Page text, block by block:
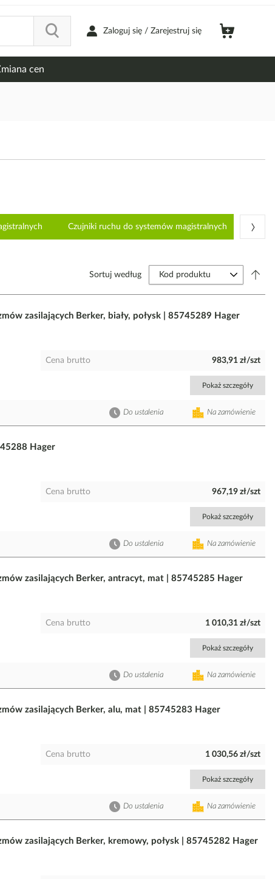
Zaloguj się / Zarejestruj się
cen
Czujniki ruchu do systemów magistralnych ›
Sortuj według
zasilających Berker, biały, połysk | 85745289 Hager
Cena brutto 983,91 zł/szt
Pokaż szczegóły
Na zamówienie
Do ustalenia
Hager
Cena brutto 967,19 zł/szt
Pokaż szczegóły
Na zamówienie
Do ustalenia
zasilających Berker, antracyt, mat | 85745285 Hager
Cena brutto 1 010,31 zł/szt
Pokaż szczegóły
Na zamówienie
Do ustalenia
zasilających Berker, alu, mat | 85745283 Hager
Cena brutto 1 030,56 zł/szt
Pokaż szczegóły
Na zamówienie
Do ustalenia
zasilających Berker, kremowy, połysk | 85745282 Hager